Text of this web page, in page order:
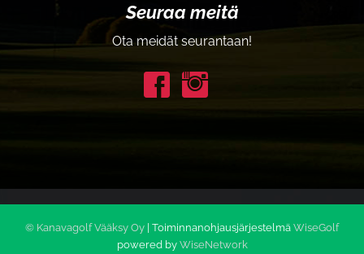
Seuraa meitä
Ota meidät seurantaan!
© Kanavagolf Vääksy Oy | Toiminnanohjausjärjestelmä WiseGolf
powered by WiseNetwork